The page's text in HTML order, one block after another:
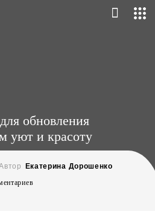
обновления
уют и красоту
Екатерина Дорошенко